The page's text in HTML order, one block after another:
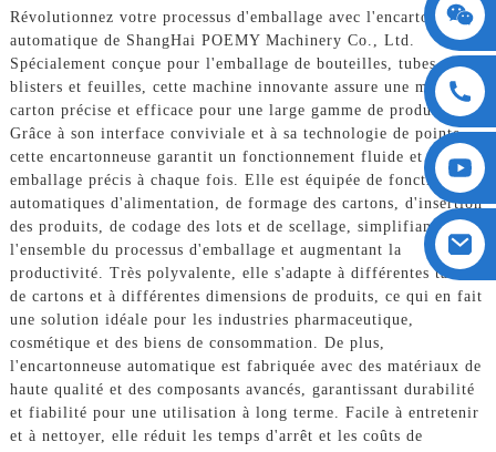
Révolutionnez votre processus d'emballage avec l'encartonneuse
automatique de ShangHai POEMY Machinery Co., Ltd.
Spécialement conçue pour l'emballage de bouteilles, tubes,
blisters et feuilles, cette machine innovante assure une mise en
carton précise et efficace pour une large gamme de produits.
Grâce à son interface conviviale et à sa technologie de pointe,
cette encartonneuse garantit un fonctionnement fluide et un
emballage précis à chaque fois. Elle est équipée de fonctions
automatiques d'alimentation, de formage des cartons, d'insertion
des produits, de codage des lots et de scellage, simplifiant ainsi
l'ensemble du processus d'emballage et augmentant la
productivité. Très polyvalente, elle s'adapte à différentes tailles
de cartons et à différentes dimensions de produits, ce qui en fait
une solution idéale pour les industries pharmaceutique,
cosmétique et des biens de consommation. De plus,
l'encartonneuse automatique est fabriquée avec des matériaux de
haute qualité et des composants avancés, garantissant durabilité
et fiabilité pour une utilisation à long terme. Facile à entretenir
et à nettoyer, elle réduit les temps d'arrêt et les coûts de